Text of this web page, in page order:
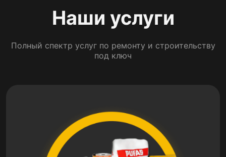
Наши услуги
Полный спектр услуг по ремонту и строительству
под ключ